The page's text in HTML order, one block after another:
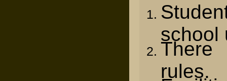
school
rules.